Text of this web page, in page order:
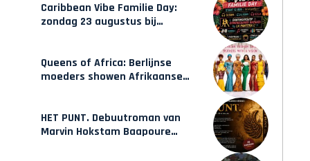
Caribbean Vibe Familie Day:
zondag 23 augustus bij
Queens of Africa: Berlijnse
moeders showen Afrikaanse
HET PUNT. Debuutroman van
Marvin Hokstam Baapoure